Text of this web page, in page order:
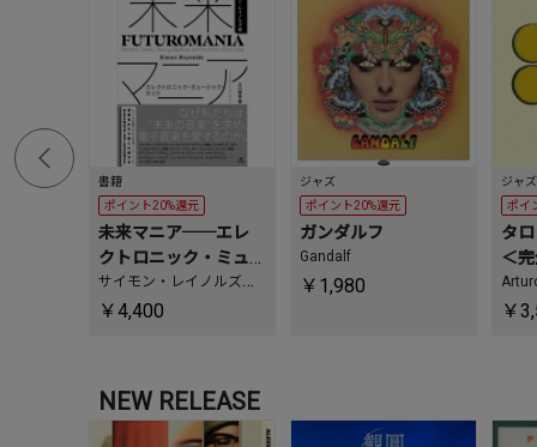
書籍
ポイント20%還元
未来マニア──エレ
クトロニック・ミュ
ージック・ガイド
サイモン・レイノルズ、
江口理恵
￥4,400
ジャズ
ポイント20%還元
ガンダルフ
Gandalf
￥1,980
ジャズ
ポイ
タ
＜
￥
NEW RELEASE